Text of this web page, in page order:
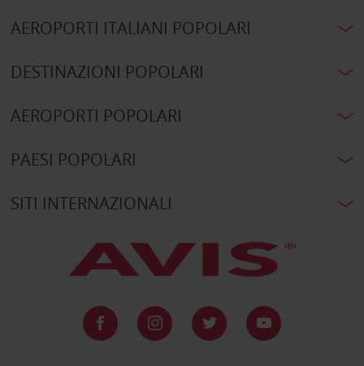
AEROPORTI ITALIANI POPOLARI
DESTINAZIONI POPOLARI
AEROPORTI POPOLARI
PAESI POPOLARI
SITI INTERNAZIONALI